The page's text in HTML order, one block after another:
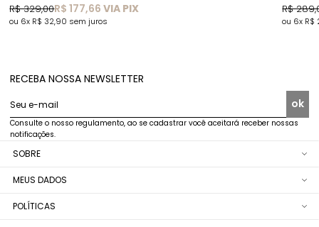
R$ 177,66 VIA PIX
R$ 329,00
6x R$ 32,90 sem juros
R$
6x
RECEBA NOSSA NEWSLETTER
Seu e-mail ok
Consulte o nosso regulamento, ao se cadastrar você aceitará receber nossas
notificações.
SOBRE
MEUS DADOS
POLÍTICAS